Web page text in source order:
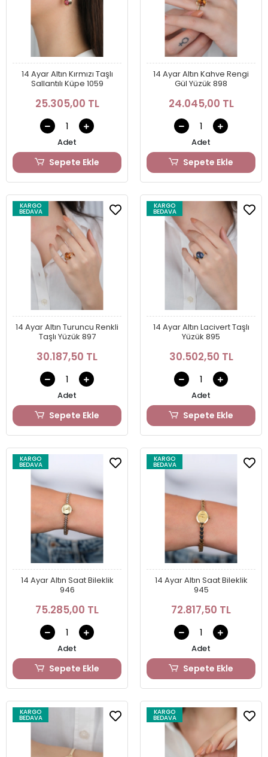
14 Ayar Altın Kırmızı Taşlı
Sallantılı Küpe 1059
25.305,00 TL
Adet
Sepete Ekle
14 Ayar Altın Kahve Rengi
Gül Yüzük 898
24.045,00 TL
Adet
Sepete Ekle
KARGO
BEDAVA
14 Ayar Altın Turuncu Renkli
Taşlı Yüzük 897
30.187,50 TL
Adet
Sepete Ekle
KARGO
BEDAVA
14 Ayar Altın Lacivert Taşlı
Yüzük 895
30.502,50 TL
Adet
Sepete Ekle
KARGO
BEDAVA
14 Ayar Altın Saat Bileklik
946
75.285,00 TL
Adet
Sepete Ekle
KARGO
BEDAVA
14 Ayar Altın Saat Bileklik
945
72.817,50 TL
Adet
Sepete Ekle
KARGO
BEDAVA
KARGO
BEDAVA